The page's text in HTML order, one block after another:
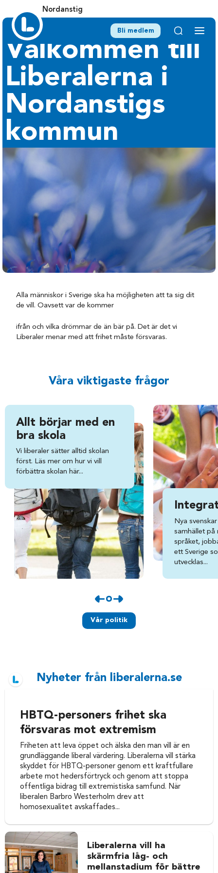
Nordanstig
Bli medlem
Välkommen till
Liberalerna i
Nordanstigs
kommun
Alla människor i Sverige ska ha möjligheten att ta sig dit
de vill. Oavsett var de kommer
ifrån och vilka drömmar de än bär på. Det är det vi
Liberaler menar med att frihet måste försvaras.
Våra viktigaste frågor
Allt börjar med en
bra skola
Vi liberaler sätter alltid skolan
först. Läs mer om hur vi vill
förbättra skolan här...
Nya
samhället på
språket,
ett Sverige
utvecklas...
Vår politik
Nyheter från liberalerna.se
HBTQ-personers frihet ska
försvaras mot extremism
Friheten att leva öppet och älska den man vill är en
grundläggande liberal värdering. Liberalerna vill stärka
skyddet för HBTQ-personer genom ett kraftfullare
arbete mot hedersförtryck och genom att stoppa
offentliga bidrag till extremistiska samfund. När
liberalen Barbro Westerholm drev att
homosexualitet avskaffades...
Liberalerna vill ha
skärmfria låg- och
mellanstadium för bättre